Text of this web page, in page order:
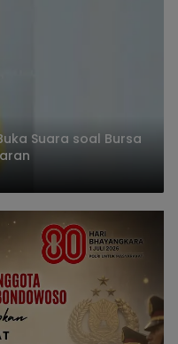
Suara soal Bursa